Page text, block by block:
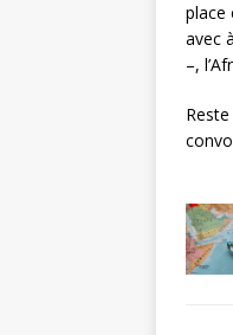
place
avec
–,